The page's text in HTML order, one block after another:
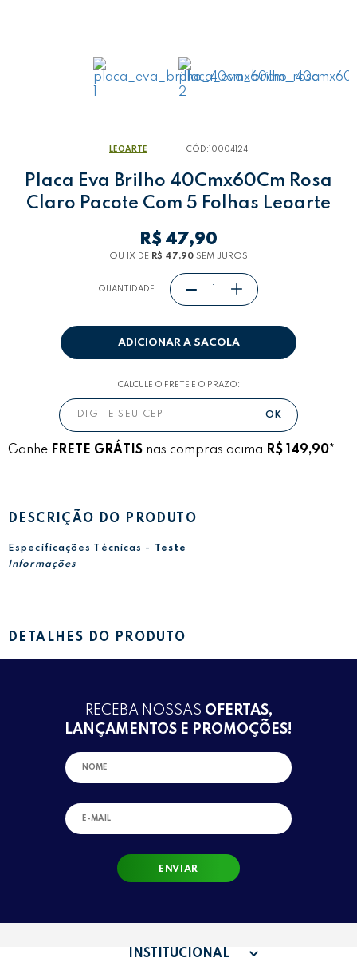
LEOARTE CÓD: 10004124
Placa Eva Brilho 40Cmx60Cm Rosa
Claro Pacote Com 5 Folhas Leoarte
R$ 47,90
OU 1X DE R$ 47,90 SEM JUROS
QUANTIDADE:
ADICIONAR A SACOLA
CALCULE O FRETE E O PRAZO:
Ganhe FRETE GRÁTIS nas compras acima R$ 149,90*
DESCRIÇÃO DO PRODUTO
Especificações Técnicas -
Teste
Informações
DETALHES DO PRODUTO
RECEBA NOSSAS OFERTAS,
LANÇAMENTOS E PROMOÇÕES!
ENVIAR
INSTITUCIONAL